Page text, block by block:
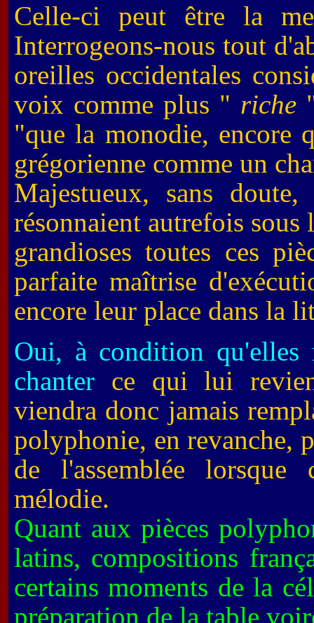
Celle-ci peut être la
Interrogeons-nous tout
oreilles occidentales
voix comme plus " riche
"que la monodie, encore
grégorienne comme un
Majestueux, sans
résonnaient autrefois
grandioses toutes ces
parfaite maîtrise
encore leur place dans la
Oui, à condition qu'elles
chanter ce qui lui
viendra donc jamais
polyphonie, en revanche,
de l'assemblée
mélodie.
Quant aux pièces
latins, compositions
certains moments de la
préparation de la table